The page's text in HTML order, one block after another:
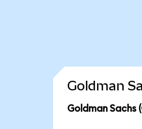
Goldman
Goldman Sachs